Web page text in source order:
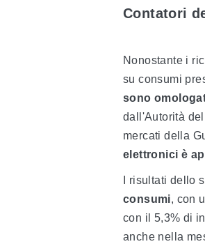
Contatori
Nonostante i
su consumi
sono
dall'Autorità
mercati della
elettronici è
I risultati dello
consumi, con
con il 5,3% di
anche nella